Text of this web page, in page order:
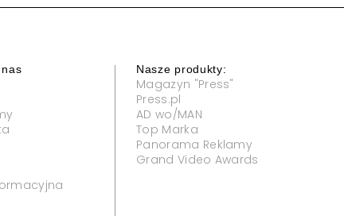
Nasze produkty:
Magazyn "Press"
Press.pl
AD wo/MAN
Top Marka
Panorama Reklamy
Grand Video Awards